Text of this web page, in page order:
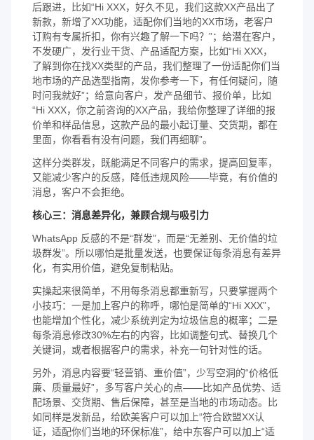
后跟进，比如“Hi XXX，好久不见，我们这款XX产品出了
新款，新增了XX功能，适配你们当地的XX市场，老客户
订购有专属折扣，你有兴趣了解一下吗？”；给潜在客户，
不发硬广，发行业干货、产品适配方案，比如“Hi XXX，
了解到你在找XX类型的产品，我们整理了一份适配你们当
地市场的产品选型指南，发你参考一下，有任何疑问，随
时问我就好”；给意向客户，发产品细节、报价单，比如
“Hi XXX，你之前咨询的XX产品，我给你整理了详细的报
价单和样品信息，这款产品的最小起订量、交货期，都在
里面，你看看有没有问题，我们再细聊”。
这样分类群发，既能满足不同客户的需求，提高回复率，
又能减少客户的反感，降低违规风险——毕竟，有价值的
消息，客户不会拒绝。
核心三：消息差异化，兼顾合规与吸引力
WhatsApp 反感的不是“群发”，而是“无差别、无价值的垃
圾群发”。所以哪怕是批量发送，也要保证每条消息有差异
化，有实用价值，避免复制粘贴。
实操起来很简单，不用每条消息都重新写，只要掌握两个
小技巧：一是加上客户的称呼，哪怕是简单的“Hi XXX”，
也能增加个性化，减少系统判定为垃圾信息的概率；二是
每条消息修改30%左右的内容，比如调整句式、替换几个
关键词，或者根据客户的需求，补充一句针对性的话。
另外，消息内容要“轻营销、重价值”，少写空洞的“价格低
廉、质量最好”，多写客户关心的点——比如产品优势、适
配场景、交货期、售后保障，甚至是当地的市场动态。比
如同样是发新品，给欧美客户可以加上“符合欧盟XX认
证，适配你们当地的环保标准”，给中东客户可以加上“适